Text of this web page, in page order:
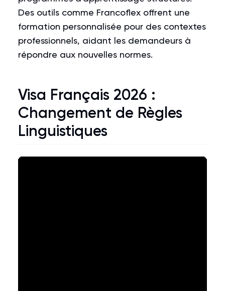
Des outils comme Francoflex offrent une
formation personnalisée pour des contextes
professionnels, aidant les demandeurs à
répondre aux nouvelles normes.
Visa Français 2026 :
Changement de Règles
Linguistiques